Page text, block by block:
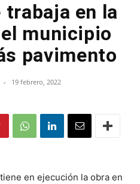
en la
municipio
pavimento
- 19 febrero, 2022
en ejecución la obra en